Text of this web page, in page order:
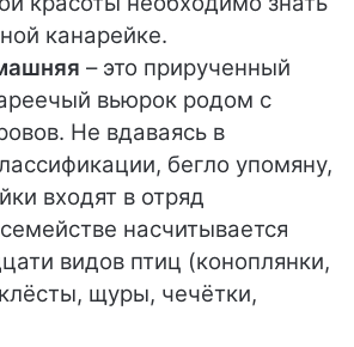
канарейке.
– это прирученный
вьюрок родом с
Не вдаваясь в
бегло упомяну,
входят в отряд
насчитывается
видов птиц (коноплянки,
щуры, чечётки,